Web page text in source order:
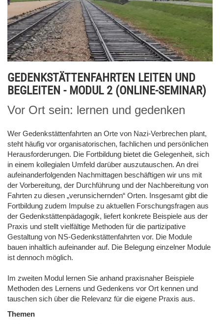
GEDENKSTÄTTENFAHRTEN LEITEN UND
BEGLEITEN - MODUL 2 (ONLINE-SEMINAR)
Vor Ort sein: lernen und gedenken
Wer Gedenkstättenfahrten an Orte von Nazi-Verbrechen plant,
steht häufig vor organisatorischen, fachlichen und persönlichen
Herausforderungen. Die Fortbildung bietet die Gelegenheit, sich
in einem kollegialen Umfeld darüber auszutauschen. An drei
aufeinanderfolgenden Nachmittagen beschäftigen wir uns mit
der Vorbereitung, der Durchführung und der Nachbereitung von
Fahrten zu diesen „verunsichernden“ Orten. Insgesamt gibt die
Fortbildung zudem Impulse zu aktuellen Forschungsfragen aus
der Gedenkstättenpädagogik, liefert konkrete Beispiele aus der
Praxis und stellt vielfältige Methoden für die partizipative
Gestaltung von NS-Gedenkstättenfahrten vor. Die Module
bauen inhaltlich aufeinander auf. Die Belegung einzelner Module
ist dennoch möglich.
Im zweiten Modul lernen Sie anhand praxisnaher Beispiele
Methoden des Lernens und Gedenkens vor Ort kennen und
tauschen sich über die Relevanz für die eigene Praxis aus.
Themen